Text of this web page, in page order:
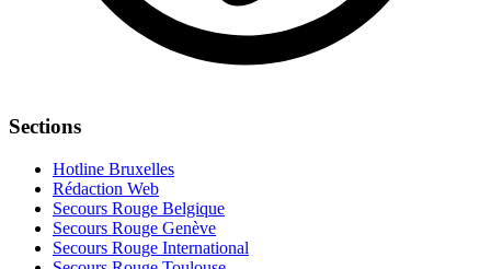
Sections
Hotline Bruxelles
Rédaction Web
Secours Rouge Belgique
Secours Rouge Genève
Secours Rouge International